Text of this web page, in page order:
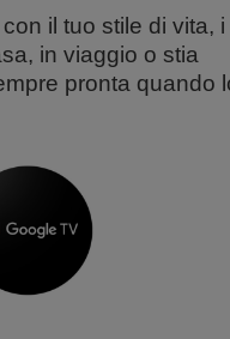
il tuo stile di vita, i
in viaggio o stia
pronta quando